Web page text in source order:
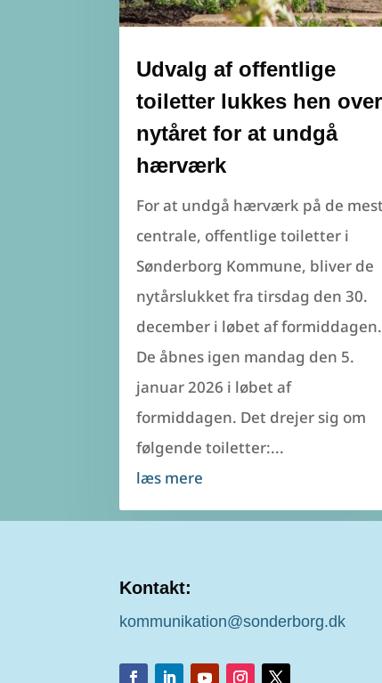
Udvalg af offentlige
toiletter lukkes hen over
nytåret for at undgå
hærværk
For at undgå hærværk på de mest
centrale, offentlige toiletter i
Sønderborg Kommune, bliver de
nytårslukket fra tirsdag den 30.
december i løbet af formiddagen.
De åbnes igen mandag den 5.
januar 2026 i løbet af
formiddagen. Det drejer sig om
følgende toiletter:...
læs mere
Kontakt:
kommunikation@sonderborg.dk